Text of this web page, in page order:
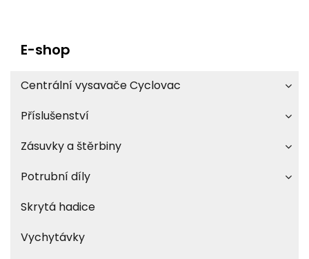
E-shop
Centrální vysavače Cyclovac
Příslušenství
Zásuvky a štěrbiny
Potrubní díly
Skrytá hadice
Vychytávky